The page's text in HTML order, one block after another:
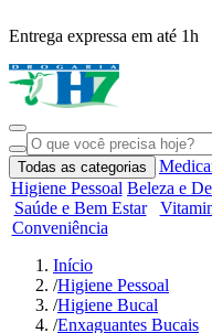
Entrega expressa em até 1h
Todas as categorias
Higiene Pessoal Beleza e
Saúde e Bem Estar
Conveniência
Início
/Higiene Pessoal
/Higiene Bucal
/Enxaguantes Bucais